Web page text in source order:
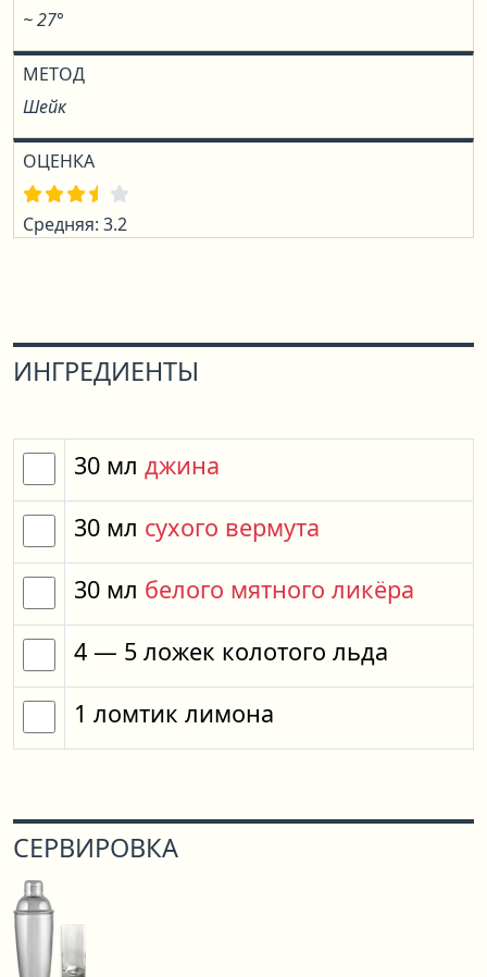
~ 27°
МЕТОД
Шейк
ОЦЕНКА
Средняя: 3.2
ИНГРЕДИЕНТЫ
30 мл джина
30 мл сухого вермута
30 мл белого мятного ликёра
4 — 5 ложек колотого льда
1 ломтик лимона
СЕРВИРОВКА